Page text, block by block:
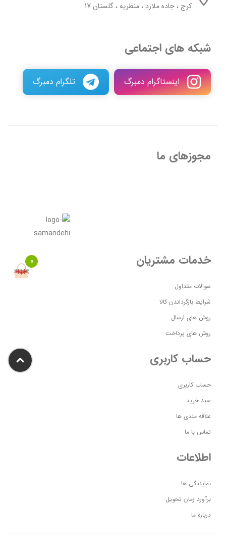
کرج ، جاده ملارد ، منظریه ، گلستان 17
شبکه های اجتماعی
اینستاگرام دمبرگ تلگرام دمبرگ
مجوزهای ما
خدمات مشتریان
سوالات متداول
شرایط بازگرداندن کالا
روش های ارسال
روش های پرداخت
حساب کاربری
حساب کاربری
سبد خرید
علاقه مندی ها
تماس با ما
اطلاعات
نمایندگی ها
برآورد زمان تحویل
درباره ما
0